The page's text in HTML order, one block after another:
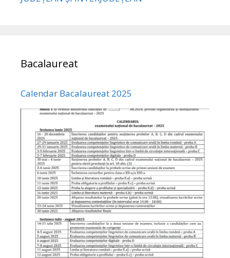
Bacalaureat
Calendar Bacalaureat 2025